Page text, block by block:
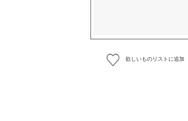
欲しいものリストに追加